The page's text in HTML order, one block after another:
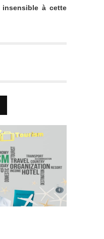
à cette
: IA : LE
DU TOURISME